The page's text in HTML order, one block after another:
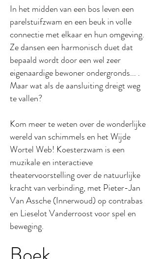
In het midden van een bos leven een
parelstuifzwam en een beuk in volle
connectie met elkaar en hun omgeving.
Ze dansen een harmonisch duet dat
bepaald wordt door een wel zeer
eigenaardige bewoner ondergronds... .
Maar wat als de aansluiting dreigt weg
te vallen?
Kom meer te weten over de wonderlijke
wereld van schimmels en het Wijde
Wortel Web! Koesterzwam is een
muzikale en interactieve
theatervoorstelling over de natuurlijke
kracht van verbinding, met Pieter-Jan
Van Assche (Innerwoud) op contrabas
en Lieselot Vanderroost voor spel en
beweging.